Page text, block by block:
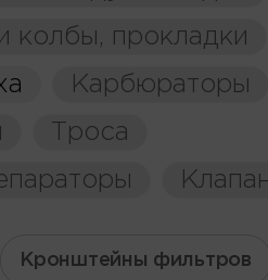
колбы, прокладки
Карбюраторы
Троса
Кронштейны фильтров